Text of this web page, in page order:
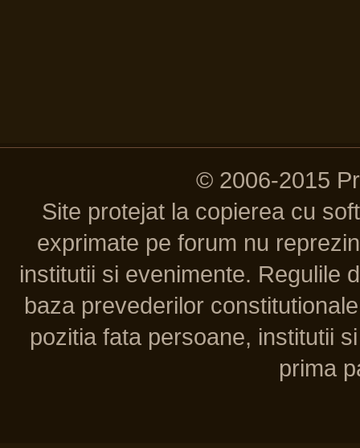
© 2006-2015
Site protejat la copierea cu
exprimate pe forum nu
institutii si evenimente. Regulile
baza prevederilor
pozitia fata persoane, institutii
prima